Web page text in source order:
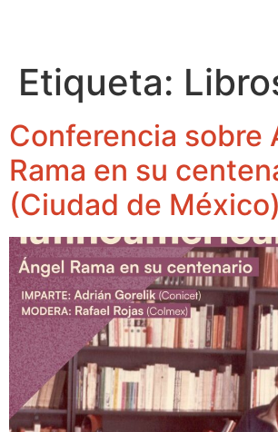
Etiqueta:
Conferencia sobre
Rama en su
(Ciudad de México)